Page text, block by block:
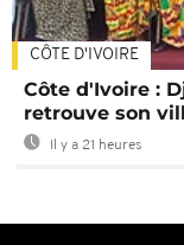
CÔTE D'IVOIRE
Côte d'Ivoire :
retrouve son
Il y a 21 heures